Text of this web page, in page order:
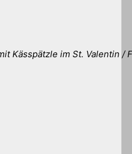
Kässpätzle im St. Valentin /